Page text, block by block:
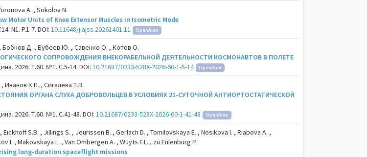
A. , Sokolov N.
Motor Units of Knee Extensor Muscles in Isometric Mode
N1. P.1-7. DOI: 10.11648/j.ajss.20261401.11 OpenAlex
Д. , Бубеев Ю. , Савенко О. , Котов О.
СОПРОВОЖДЕНИЯ ВНЕКОРАБЕЛЬНОЙ ДЕЯТЕЛЬНОСТИ КОСМОНАВТОВ В ПОЛЕТЕ
2026. Т.60. №1. С.5-14. DOI: 10.21687/0233-528X-2026-60-1-5-14 OpenAlex
Иванов К.П. , Сигалева Т.В.
ОРГАНА СЛУХА ДОБРОВОЛЬЦЕВ В УСЛОВИЯХ 21-СУТОЧНОЙ АНТИОРТОСТАТИЧЕСКОЙ
2026. Т.60. №1. С.41-48. DOI: 10.21687/0233-528X-2026-60-1-41-48 OpenAlex
S.B. , Jillings S. , Jeurissen B. , Gerlach D. , Tomilovskaya E. , Nosikova I. , Riabova A. ,
I. , Makovskaya L. , Van Ombergen A. , Wuyts F.L. , zu Eulenburg P.
long-duration spaceflight missions